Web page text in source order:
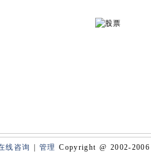
线咨询 管理 Copyright @ 2002-2006